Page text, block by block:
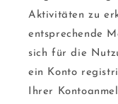
Aktivitäten zu
entsprechende
sich für die
ein Konto
Ihrer